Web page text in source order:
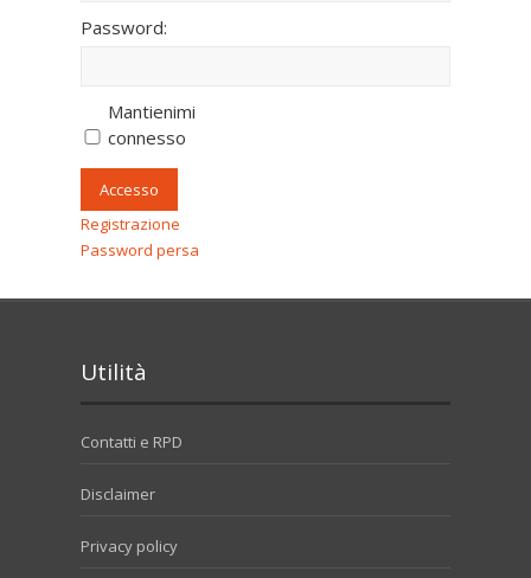
Password:
Mantienimi
connesso
Accesso
Registrazione
Password persa
Utilità
Contatti e RPD
Disclaimer
Privacy policy